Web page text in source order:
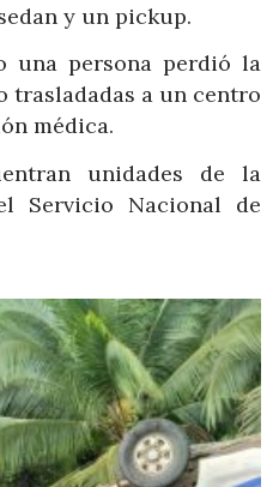
y un pickup.
una persona perdió la
trasladadas a un centro
médica.
unidades de la
Servicio Nacional de